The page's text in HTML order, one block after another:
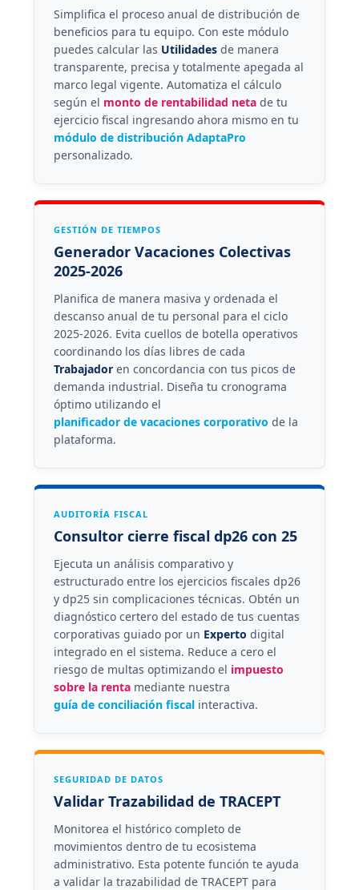
Simplifica el proceso anual de distribución de
beneficios para tu equipo. Con este módulo
puedes calcular las Utilidadesde manera
transparente, precisa y totalmente apegada al
marco legal vigente. Automatiza el cálculo
según el monto de rentabilidad netade tu
ejercicio fiscal ingresando ahora mismo en tu
módulo de distribución AdaptaPro
personalizado.
GESTIÓN DE TIEMPOS
Generador Vacaciones Colectivas
2025-2026
Planifica de manera masiva y ordenada el
descanso anual de tu personal para el ciclo
2025-2026. Evita cuellos de botella operativos
coordinando los días libres de cada
Trabajadoren concordancia con tus picos de
demanda industrial. Diseña tu cronograma
óptimo utilizando el
planificador de vacaciones corporativo de la
plataforma.
AUDITORÍA FISCAL
Consultor cierre fiscal dp26 con 25
Ejecuta un análisis comparativo y
estructurado entre los ejercicios fiscales dp26
y dp25 sin complicaciones técnicas. Obtén un
diagnóstico certero del estado de tus cuentas
corporativas guiado por un Experto digital
integrado en el sistema. Reduce a cero el
riesgo de multas optimizando el impuesto
sobre la rentamediante nuestra
guía de conciliación fiscalinteractiva.
SEGURIDAD DE DATOS
Validar Trazabilidad de TRACEPT
Monitorea el histórico completo de
movimientos dentro de tu ecosistema
administrativo. Esta potente función te ayuda
a validar la trazabilidad de TRACEPT para